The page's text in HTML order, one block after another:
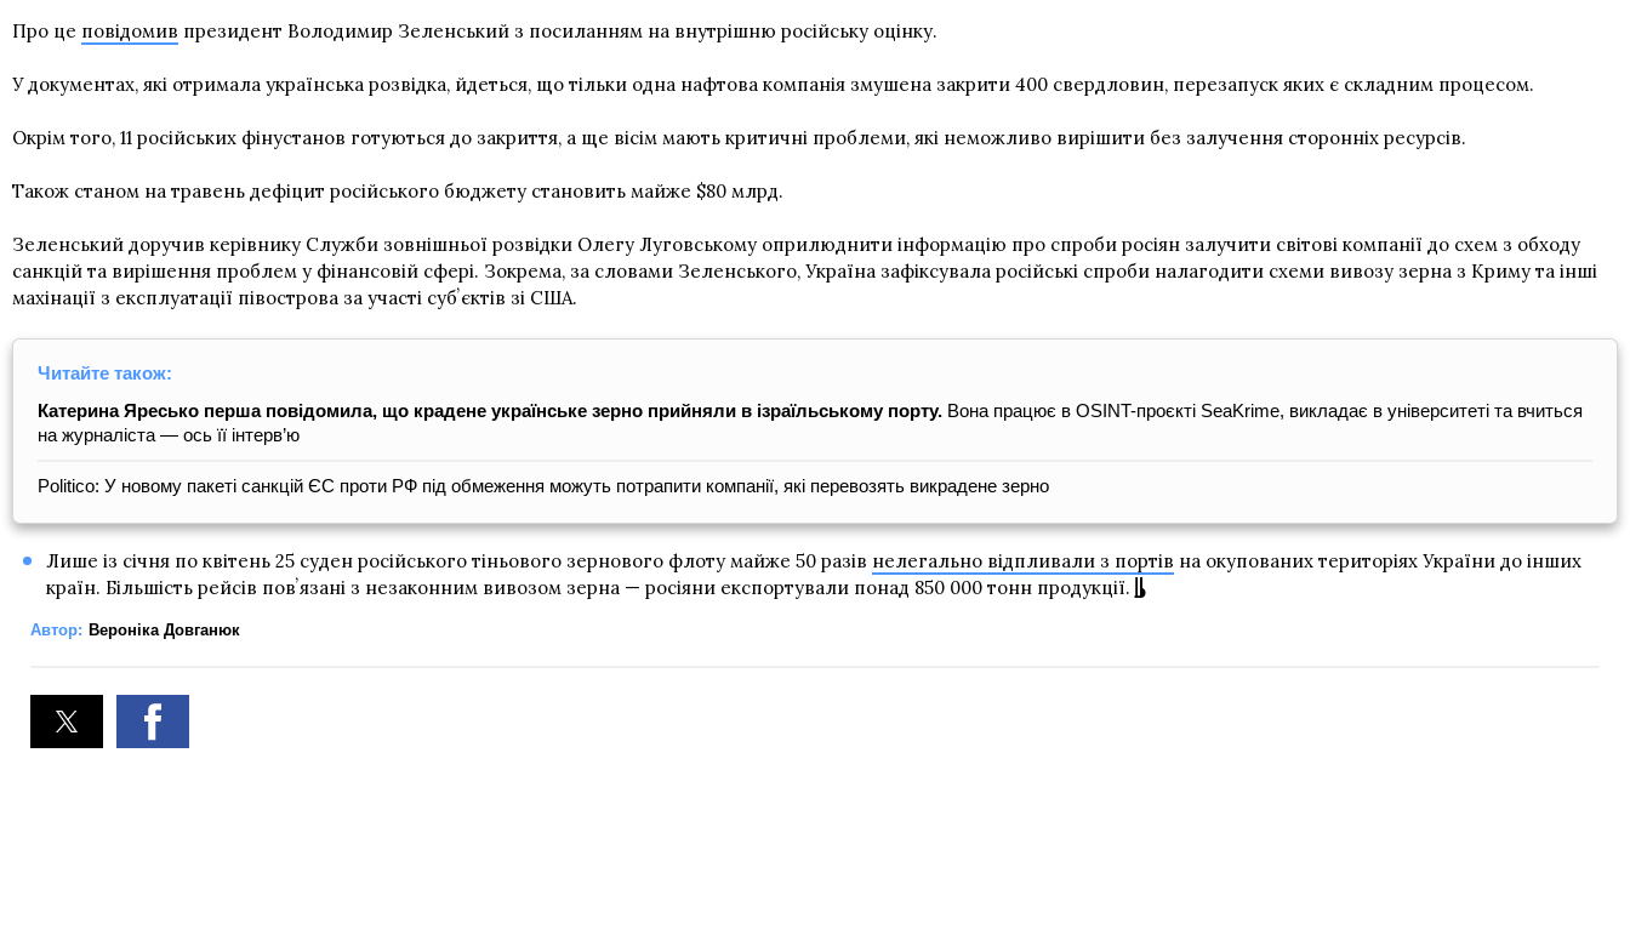
Про це повідомив президент Володимир Зеленський з посиланням на внутрішню російську оцінку.
У документах, які отримала українська розвідка, йдеться, що тільки одна нафтова компанія змушена закрити 400 свердловин, перезапуск яких є складним процесом.
Окрім того, 11 російських фінустанов готуються до закриття, а ще вісім мають критичні проблеми, які неможливо вирішити без залучення сторонніх ресурсів.
Також станом на травень дефіцит російського бюджету становить майже $80 млрд.
Зеленський доручив керівнику Служби зовнішньої розвідки Олегу Луговському оприлюднити інформацію про спроби росіян залучити світові компанії до схем з обходу
санкцій та вирішення проблем у фінансовій сфері. Зокрема, за словами Зеленського, Україна зафіксувала російські спроби налагодити схеми вивозу зерна з Криму та інші
махінації з експлуатації півострова за участі субʼєктів зі США.
Читайте також:
Катерина Яресько перша повідомила, що крадене українське зерно прийняли в ізраїльському порту. Вона працює в OSINT-проєкті SeaKrime, викладає в університеті та вчиться
на журналіста — ось її інтерв’ю
Politico: У новому пакеті санкцій ЄС проти РФ під обмеження можуть потрапити компанії, які перевозять викрадене зерно
Лише із січня по квітень 25 суден російського тіньового зернового флоту майже 50 разів нелегально відпливали з портів на окупованих територіях України до інших
країн. Більшість рейсів повʼязані з незаконним вивозом зерна — росіяни експортували понад 850 000 тонн продукції.
Автор: Вероніка Довганюк